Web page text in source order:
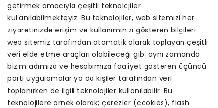
getirmek amacıyla çeşitli teknolojiler
kullanılabilmekteyiz. Bu teknolojiler, web sitemizi her
ziyaretinizde erişim ve kullanımınızı gösteren bilgileri
web sitemiz tarafından otomatik olarak toplayan çeşitli
veri elde etme araçları olabileceği gibi aynı zamanda
bizim adımıza ve hesabımıza faaliyet gösteren üçüncü
parti uygulamalar ya da kişiler tarafından veri
toplanırken de ilgili teknolojiler kullanılabilir. Bu
teknolojilere örnek olarak; çerezler (cookies), flash